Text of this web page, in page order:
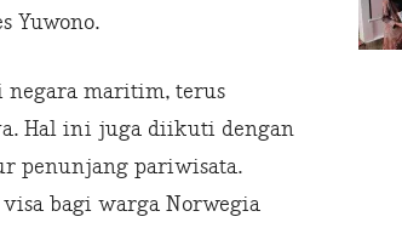
Yuwono.
negara maritim, terus
Hal ini juga diikuti dengan
penunjang pariwisata.
bagi warga Norwegia